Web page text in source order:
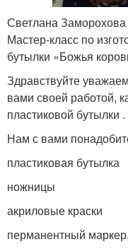
Светлана Заморохова
Мастер-класс по
бутылки «Божья
Здравствуйте
вами своей работой,
пластиковой бутылки .
Нам с вами
пластиковая бутылка
ножницы
акриловые краски
перманентный маркер.